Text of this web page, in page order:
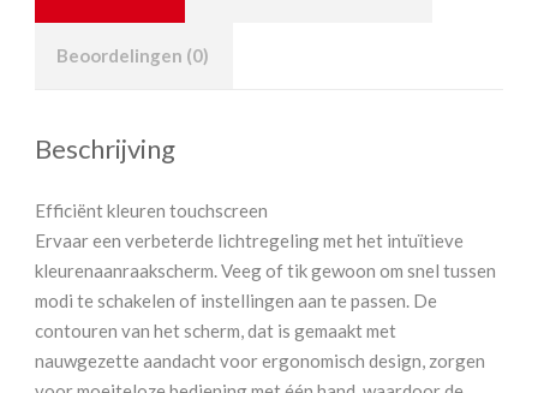
Beoordelingen (0)
Beschrijving
Efficiënt kleuren touchscreen
Ervaar een verbeterde lichtregeling met het intuïtieve
kleurenaanraakscherm. Veeg of tik gewoon om snel tussen
modi te schakelen of instellingen aan te passen. De
contouren van het scherm, dat is gemaakt met
nauwgezette aandacht voor ergonomisch design, zorgen